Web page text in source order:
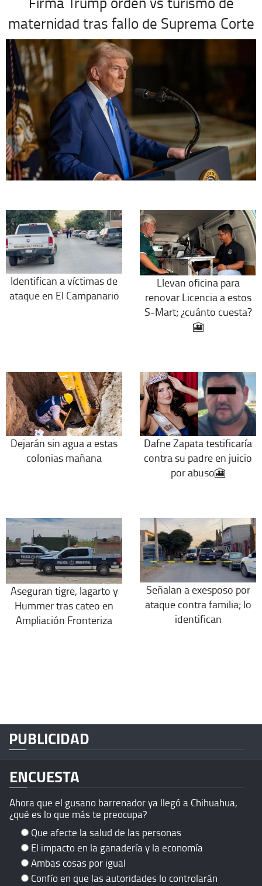
maternidad tras fallo de Suprema Corte
Identifican a víctimas de
ataque en El Campanario
Llevan oficina para
renovar Licencia a estos
S-Mart; ¿cuánto cuesta?
🎦
Dejarán sin agua a estas
colonias mañana
Dafne Zapata testificaría
contra su padre en juicio
por abuso🎦
Aseguran tigre, lagarto y
Hummer tras cateo en
Ampliación Fronteriza
Señalan a exesposo por
ataque contra familia; lo
identifican
PUBLICIDAD
ENCUESTA
Ahora que el gusano barrenador ya llegó a Chihuahua,
¿qué es lo que más te preocupa?
Que afecte la salud de las personas
El impacto en la ganadería y la economía
Ambas cosas por igual
Confío en que las autoridades lo controlarán